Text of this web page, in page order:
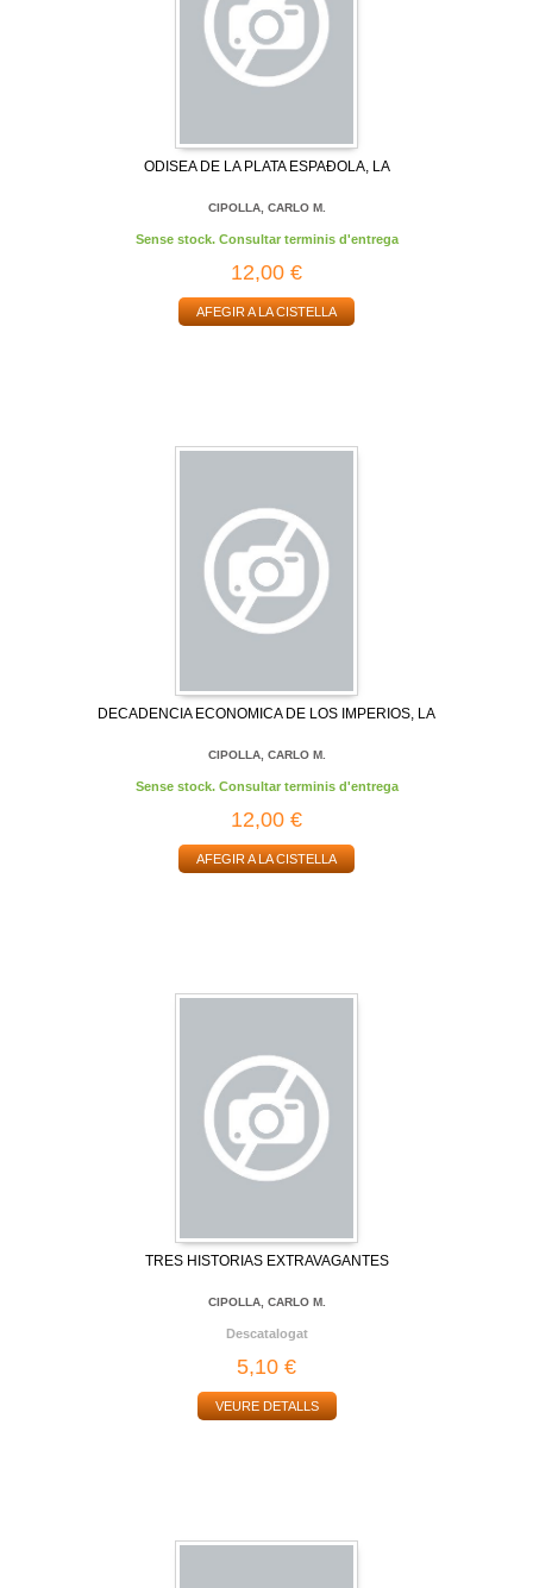
ODISEA DE LA PLATA ESPAÐOLA, LA
CIPOLLA, CARLO M.
Sense stock. Consultar terminis d'entrega
12,00 €
AFEGIR A LA CISTELLA
DECADENCIA ECONOMICA DE LOS IMPERIOS, LA
CIPOLLA, CARLO M.
Sense stock. Consultar terminis d'entrega
12,00 €
AFEGIR A LA CISTELLA
TRES HISTORIAS EXTRAVAGANTES
CIPOLLA, CARLO M.
Descatalogat
5,10 €
VEURE DETALLS